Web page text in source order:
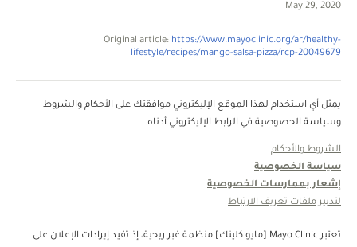
May 29, 2020
Original article: https://www.mayoclinic.org/ar/healthy-
lifestyle/recipes/mango-salsa-pizza/rcp-20049679
يمثل أي استخدام لهذا الموقع الإليكتروني موافقتك على الأحكام والشروط
وسياسة الخصوصية في الرابط الإليكتروني أدناه.
الشروط والأحكام
سياسة الخصوصية
إشعار بممارسات الخصوصية
لتدبير ملفات تعريف الارتباط
تعتبر Mayo Clinic [مايو كلينك] منظمة غبر ربحية، إذ تفيد إيرادات الإعلان على